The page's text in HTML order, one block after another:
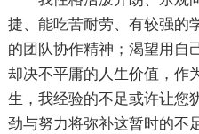
捷、能吃苦耐劳、有较强的
的团队协作精神；渴望用自
却决不平庸的人生价值，作
生，我经验的不足或许让您
劲与努力将弥补这暂时的不